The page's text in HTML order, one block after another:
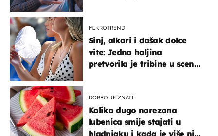
MIKROTREND
Sinj, alkari i dašak dolce
vite: Jedna haljina
pretvorila je tribine u scenu
DOBRO JE ZNATI
Koliko dugo narezana
lubenica smije stajati u
hladnjaku i kada je više nije